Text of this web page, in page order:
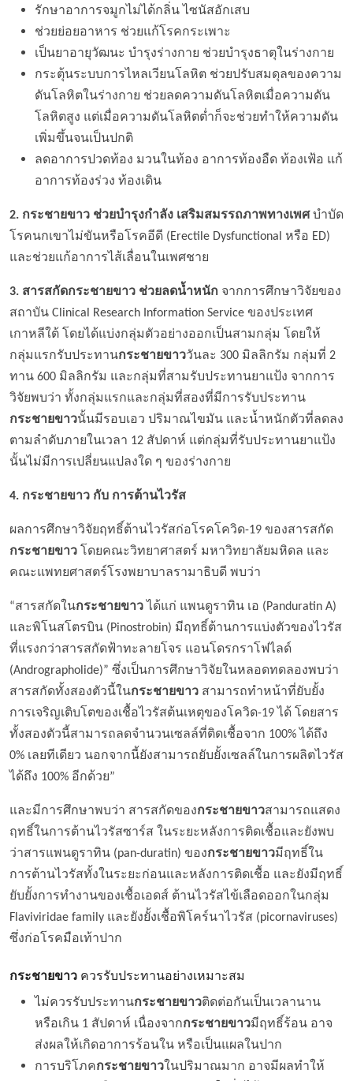
รักษาอาการจมูกไม่ได้กลิ่น ไซนัสอักเสบ
ช่วยย่อยอาหาร ช่วยแก้โรคกระเพาะ
เป็นยาอายุวัฒนะ บำรุงร่างกาย ช่วยบำรุงธาตุในร่างกาย
กระตุ้นระบบการไหลเวียนโลหิต ช่วยปรับสมดุลของความ
ดันโลหิตในร่างกาย ช่วยลดความดันโลหิตเมื่อความดัน
โลหิตสูง แต่เมื่อความดันโลหิตต่ำก็จะช่วยทำให้ความดัน
เพิ่มขึ้นจนเป็นปกติ
ลดอาการปวดท้อง มวนในท้อง อาการท้องอืด ท้องเฟ้อ แก้
อาการท้องร่วง ท้องเดิน
2. กระชายขาว ช่วยบำรุงกำลัง เสริมสมรรถภาพทางเพศบำบัด
โรคนกเขาไม่ขันหรือโรคอีดี (Erectile Dysfunctional หรือ ED)
และช่วยแก้อาการไส้เลื่อนในเพศชาย
3. สารสกัดกระชายขาว ช่วยลดน้ำหนัก จากการศึกษาวิจัยของ
สถาบัน Clinical Research Information Service ของประเทศ
เกาหลีใต้ โดยได้แบ่งกลุ่มตัวอย่างออกเป็นสามกลุ่ม โดยให้
กลุ่มแรกรับประทานกระชายขาววันละ 300 มิลลิกรัม กลุ่มที่ 2
ทาน 600 มิลลิกรัม และกลุ่มที่สามรับประทานยาแป้ง จากการ
วิจัยพบว่า ทั้งกลุ่มแรกและกลุ่มที่สองที่มีการรับประทาน
กระชายขาวนั้นมีรอบเอว ปริมาณไขมัน และน้ำหนักตัวที่ลดลง
ตามลำดับภายในเวลา 12 สัปดาห์ แต่กลุ่มที่รับประทานยาแป้ง
นั้นไม่มีการเปลี่ยนแปลงใด ๆ ของร่างกาย
4. กระชายขาว กับ การต้านไวรัส
ผลการศึกษาวิจัยฤทธิ์ต้านไวรัสก่อโรคโควิด-19 ของสารสกัด
กระชายขาว โดยคณะวิทยาศาสตร์ มหาวิทยาลัยมหิดล และ
คณะแพทยศาสตร์โรงพยาบาลรามาธิบดี พบว่า
“สารสกัดในกระชายขาว ได้แก่ แพนดูราทิน เอ (Panduratin A)
และพิโนสโตรบิน (Pinostrobin) มีฤทธิ์ต้านการแบ่งตัวของไวรัส
ที่แรงกว่าสารสกัดฟ้าทะลายโจร แอนโดรกราโฟไลด์
(Andrographolide)” ซึ่งเป็นการศึกษาวิจัยในหลอดทดลองพบว่า
สารสกัดทั้งสองตัวนี้ในกระชายขาว สามารถทำหน้าที่ยับยั้ง
การเจริญเติบโตของเชื้อไวรัสต้นเหตุของโควิด-19 ได้ โดยสาร
ทั้งสองตัวนี้สามารถลดจำนวนเซลล์ที่ติดเชื้อจาก 100% ได้ถึง
0% เลยทีเดียว นอกจากนี้ยังสามารถยับยั้งเซลล์ในการผลิตไวรัส
ได้ถึง 100% อีกด้วย”
และมีการศึกษาพบว่า สารสกัดของกระชายขาวสามารถแสดง
ฤทธิ์ในการต้านไวรัสซาร์ส ในระยะหลังการติดเชื้อและยังพบ
ว่าสารแพนดูราทิน (pan-duratin) ของกระชายขาวมีฤทธิ์ใน
การต้านไวรัสทั้งในระยะก่อนและหลังการติดเชื้อ และยังมีฤทธิ์
ยับยั้งการทำงานของเชื้อเอดส์ ต้านไวรัสไข้เลือดออกในกลุ่ม
Flaviviridae family และยังยั้งเชื้อพิโคร์นาไวรัส (picornaviruses)
ซึ่งก่อโรคมือเท้าปาก
กระชายขาว ควรรับประทานอย่างเหมาะสม
ไม่ควรรับประทานกระชายขาวติดต่อกันเป็นเวลานาน
หรือเกิน 1 สัปดาห์ เนื่องจากกระชายขาวมีฤทธิ์ร้อน อาจ
ส่งผลให้เกิดอาการร้อนใน หรือเป็นแผลในปาก
การบริโภคกระชายขาว ในปริมาณมาก อาจมีผลทำให้